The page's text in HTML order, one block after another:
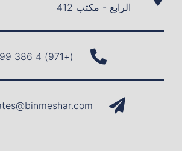
الرابع - مكتب 412
(+971) 4 386 9999